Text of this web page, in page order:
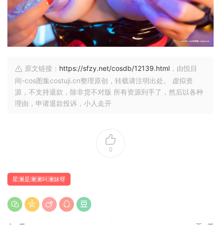
原文链接： https://sfzy.net/cosdb/12139.html ，由悦目
间-cos图集costuji.cn整理原创，转载请注明出处。 虚拟资
源，不支持退款，除非货不对版 所有资源到手了，然后以各种
理由，申请退款投诉，小人走开
0
星澜是澜澜叫澜妹呀